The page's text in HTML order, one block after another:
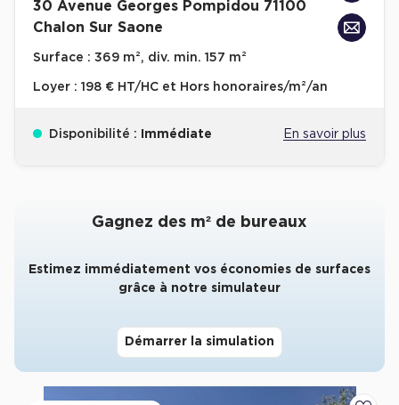
Collections de Logistique
Entrepôts Messagerie
Entrepôts logistique classe A
Location de Commerces à Paris
Location de Commerces à Toulouse
30 Avenue Georges Pompidou 71100
Chalon Sur Saone
Surface : 369 m², div. min. 157 m²
Loyer : 198 € HT/HC et Hors honoraires/m²/an
Disponibilité : Immédiate En savoir plus
Gagnez des m² de bureaux
Estimez immédiatement vos économies de surfaces
grâce à notre simulateur
Démarrer la simulation